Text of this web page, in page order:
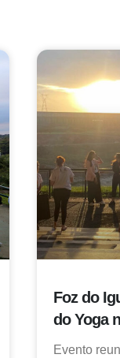
Foz do
do Yoga
Evento